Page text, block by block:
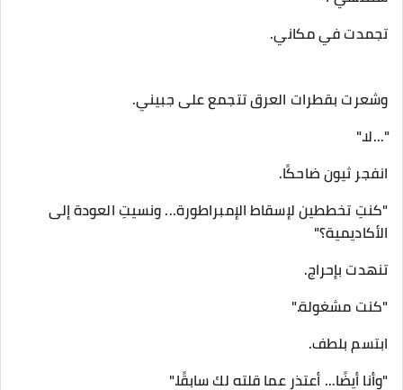
تجمدت في مكاني.
وشعرت بقطرات العرق تتجمع على جبيني.
"...لا."
انفجر ثيون ضاحكًا.
"كنتِ تخططين لإسقاط الإمبراطورة... ونسيتِ العودة إلى
الأكاديمية؟"
تنهدت بإحراج.
"كنت مشغولة."
ابتسم بلطف.
"وأنا أيضًا... أعتذر عما قلته لك سابقًا."